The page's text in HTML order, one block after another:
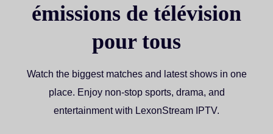
émissions de télévision
pour tous
Watch the biggest matches and latest shows in one
place. Enjoy non-stop sports, drama, and
entertainment with LexonStream IPTV.